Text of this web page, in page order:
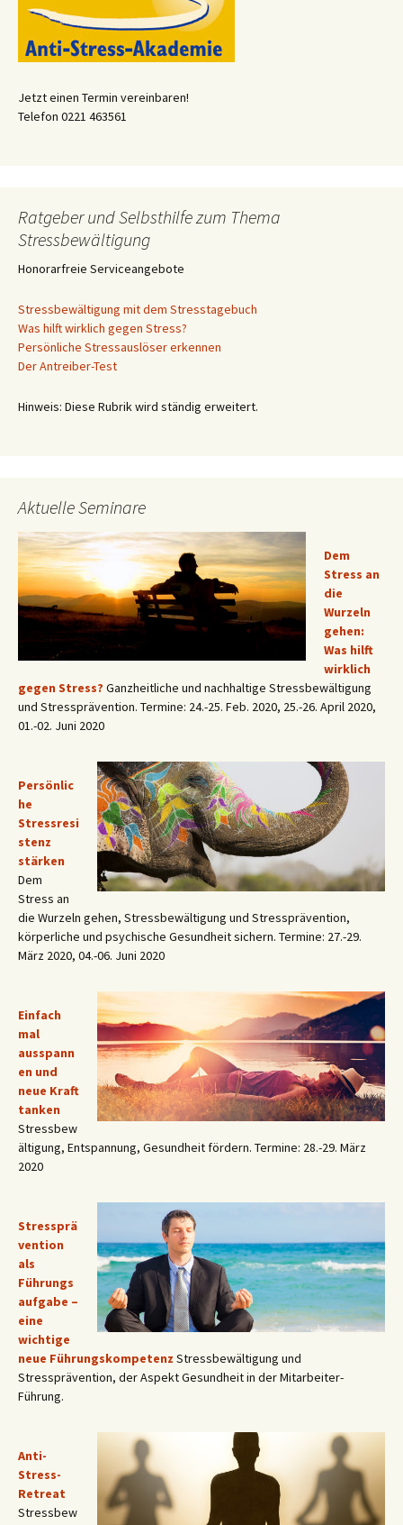
Jetzt einen Termin vereinbaren!
Telefon 0221 463561
Ratgeber und Selbsthilfe zum Thema
Stressbewältigung
Honorarfreie Serviceangebote
Stressbewältigung mit dem Stresstagebuch
Was hilft wirklich gegen Stress?
Persönliche Stressauslöser erkennen
Der Antreiber-Test
Hinweis: Diese Rubrik wird ständig erweitert.
Aktuelle Seminare
Dem
Stress an
die
Wurzeln
gehen:
Was hilft
wirklich
gegen Stress? Ganzheitliche und nachhaltige Stressbewältigung
und Stressprävention. Termine: 24.-25. Feb. 2020, 25.-26. April 2020,
01.-02. Juni 2020
Persönlic
he
Stressresi
stenz
stärken
Dem
Stress an
die Wurzeln gehen, Stressbewältigung und Stressprävention,
körperliche und psychische Gesundheit sichern. Termine: 27.-29.
März 2020, 04.-06. Juni 2020
Einfach
mal
ausspann
en und
neue Kraft
tanken
Stressbew
ältigung, Entspannung, Gesundheit fördern. Termine: 28.-29. März
2020
Stressprä
vention
als
Führungs
aufgabe –
eine
wichtige
neue Führungskompetenz Stressbewältigung und
Stressprävention, der Aspekt Gesundheit in der Mitarbeiter-
Führung.
Anti-
Stress-
Retreat
Stressbew